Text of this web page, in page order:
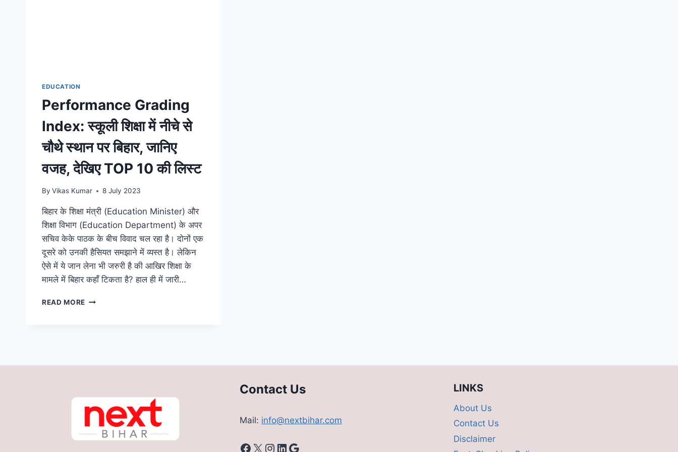
EDUCATION
Performance Grading
Index: स्कूली शिक्षा में नीचे से
चौथे स्थान पर बिहार, जानिए
वजह, देखिए TOP 10 की लिस्ट
By Vikas Kumar 8 July 2023
बिहार के शिक्षा मंत्री (Education Minister) और
शिक्षा विभाग (Education Department) के अपर
सचिव केके पाठक के बीच विवाद चल रहा है। दोनों एक
दूसरे को उनकी हैसियत समझाने में व्यस्त है। लेकिन
ऐसे में ये जान लेना भी जरुरी है की आखिर शिक्षा के
मामले में बिहार कहाँ टिकता है? हाल ही में जारी…
READ MORE PERFORMANCE
नीचे
पर
बिहार,
जानिए
Contact Us
Mail: info@nextbihar.com
Facebook
X Instagram
LinkedIn
Google
LINKS
About Us
Contact Us
Disclaimer